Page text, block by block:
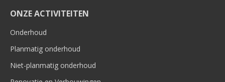
ONZE ACTIVITEITEN
Onderhoud
Planmatig onderhoud
Niet-planmatig onderhoud